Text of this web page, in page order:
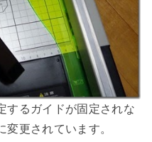
するガイドが固定されな
変更されています。